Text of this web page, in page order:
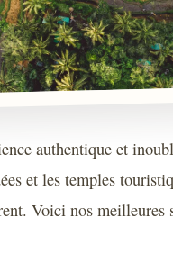
authentique et
et les temples
Voici nos meilleures